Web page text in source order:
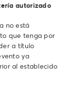
autorizado
no está
que tenga por
a título
ya
al establecido